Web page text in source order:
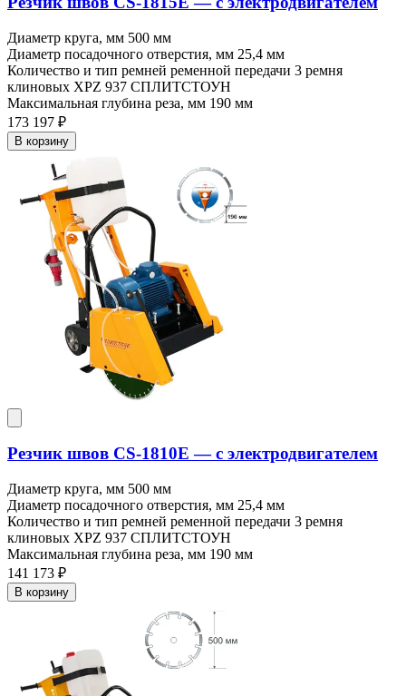
Диаметр круга, мм 500 мм
Диаметр посадочного отверстия, мм 25,4 мм
Количество и тип ремней ременной передачи 3 ремня
клиновых XPZ 937 СПЛИТСТОУН
Максимальная глубина реза, мм 190 мм
173 197 ₽
В корзину
Резчик швов CS-1810E — c электродвигателем
Диаметр круга, мм 500 мм
Диаметр посадочного отверстия, мм 25,4 мм
Количество и тип ремней ременной передачи 3 ремня
клиновых XPZ 937 СПЛИТСТОУН
Максимальная глубина реза, мм 190 мм
141 173 ₽
В корзину